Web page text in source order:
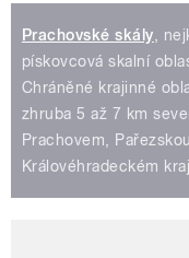
Prachovské skály ,
pískovcová skalní
Chráněné krajinné
zhruba 5 až 7 km
Prachovem,
Královéhradeckém